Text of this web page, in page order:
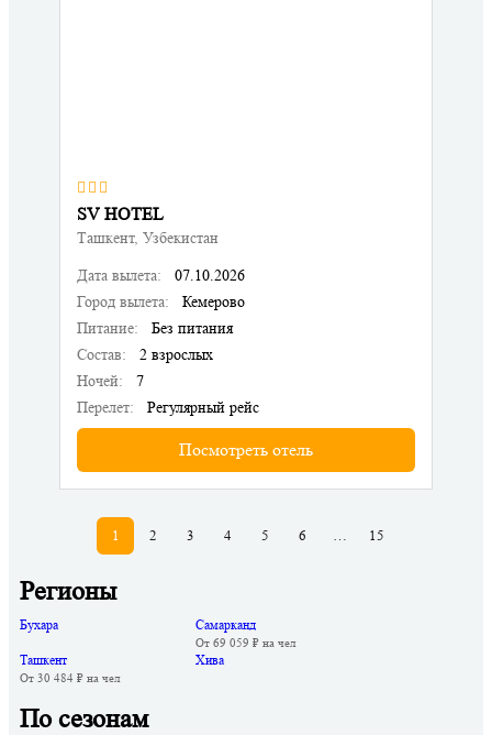
SV HOTEL
Ташкент, Узбекистан
Дата вылета:
07.10.2026
Город вылета:
Кемерово
Питание:
Без питания
Состав:
2 взрослых
Ночей:
7
Перелет:
Регулярный рейс
Посмотреть отель
1 2 3 4 5 6 … 15
Регионы
Бухара Самарканд
От 69 059 ₽ на чел
Ташкент
От 30 484 ₽ на чел
Хива
По сезонам